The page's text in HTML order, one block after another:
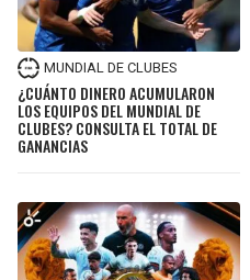
MUNDIAL DE CLUBES
¿CUÁNTO DINERO ACUMULARON
LOS EQUIPOS DEL MUNDIAL DE
CLUBES? CONSULTA EL TOTAL DE
GANANCIAS